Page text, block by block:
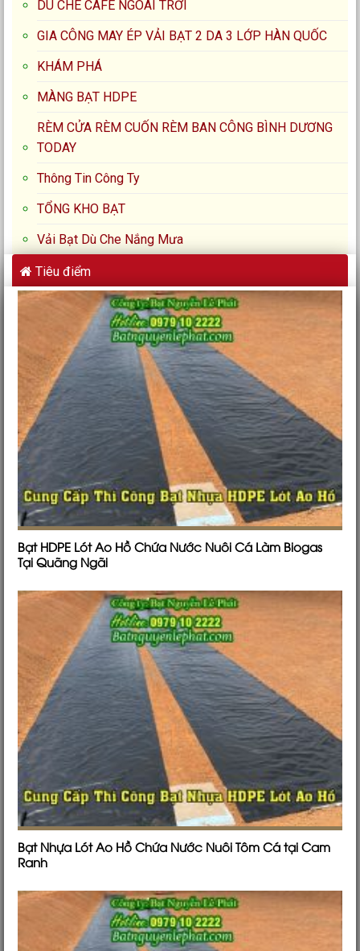
DÙ CHE CAFE NGOÀI TRỜI
GIA CÔNG MAY ÉP VẢI BẠT 2 DA 3 LỚP HÀN QUỐC
KHÁM PHÁ
MÀNG BẠT HDPE
RÈM CỬA RÈM CUỐN RÈM BAN CÔNG BÌNH DƯƠNG
TODAY
Thông Tin Công Ty
TỔNG KHO BẠT
Vải Bạt Dù Che Nắng Mưa
Tiêu điểm
Bạt HDPE Lót Ao Hồ Chứa Nước Nuôi Cá Làm Biogas
Tại Quãng Ngãi
Bạt Nhựa Lót Ao Hồ Chứa Nước Nuôi Tôm Cá tại Cam
Ranh